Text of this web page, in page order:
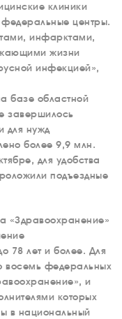
клиники
центры.
инфарктами,
жизни
инфекцией»,
базе областной
завершилось
для нужд
более 9,9 млн.
для удобства
подъездные
«Здравоохранение»
78 лет и более. Для
восемь федеральных
и
которых
в национальный